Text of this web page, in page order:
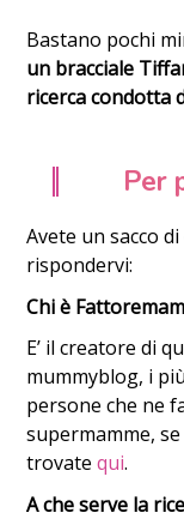
Bastano pochi
un bracciale
ricerca condotta
Per
Avete un sacco
rispondervi:
Chi è
E’ il creatore di
mummyblog, i
persone che ne
supermamme,
trovatequi.
A che serve la